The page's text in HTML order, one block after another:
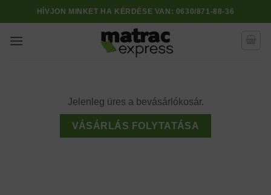
to
content
HÍVJON MINKET HA KÉRDÉSE VAN: 0630/871-88-36
Jelenleg üres a bevásárlókosár.
VÁSÁRLÁS FOLYTATÁSA